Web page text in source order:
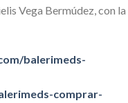
Vega Bermúdez, con la
balerimeds-
comprar-